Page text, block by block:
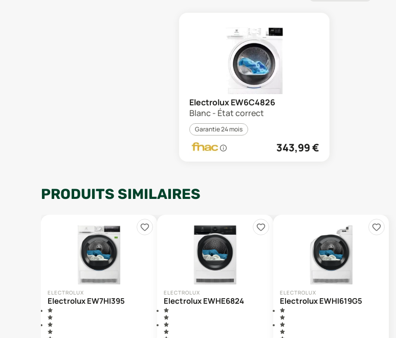
Electrolux EW6C4826
Blanc - État correct
Garantie 24 mois
343,99€
PRODUITS SIMILAIRES
ELECTROLUX
Electrolux EW7HI395
ELECTROLUX
Electrolux EWHE6824
ELECTROLUX
Electrolux EWHI619G5